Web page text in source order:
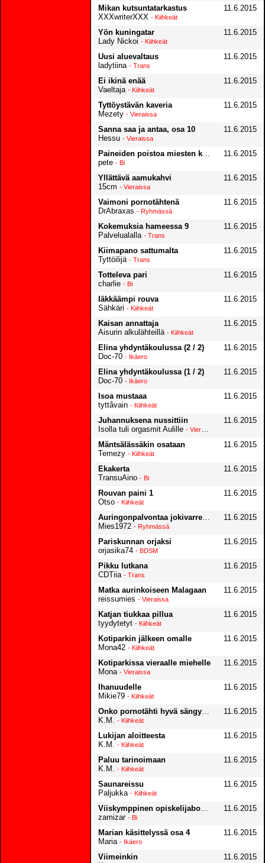
Mikan kutsuntatarkastus
XXXwriterXXX - Kiihkeät
11.6.2015
Yön kuningatar
Lady Nickoi - Kiihkeät
11.6.2015
Uusi aluevaltaus
ladytiina - Trans
11.6.2015
Ei ikinä enää
Vaeltaja - Kiihkeät
11.6.2015
Tyttöystävän kaveria
Mezety - Vieraissa
11.6.2015
Sanna saa ja antaa, osa 10
Hessu - Vieraissa
11.6.2015
pete - Bi
11.6.2015
Yllättävä aamukahvi
15cm - Vieraissa
11.6.2015
Vaimoni pornotähtenä
DrAbraxas - Ryhmässä
11.6.2015
Kokemuksia hameessa 9
Palvelualalla - Trans
11.6.2015
Kiimapano sattumalta
Tyttöilijä - Trans
11.6.2015
Totteleva pari
charlie - Bi
11.6.2015
Iäkkäämpi rouva
Sähkäri - Kiihkeät
11.6.2015
Kaisan annattaja
Aisurin alkulähteillä - Kiihkeät
11.6.2015
Elina yhdyntäkoulussa (2 / 2)
Doc-70 - Ikäero
11.6.2015
Elina yhdyntäkoulussa (1 / 2)
Doc-70 - Ikäero
11.6.2015
Isoa mustaaa
tyttåvain - Kiihkeät
11.6.2015
Juhannuksena nussittiin
Isolla tuli orgasmit Aulille - Vieraissa
11.6.2015
Mäntsälässäkin osataan
Temezy - Kiihkeät
11.6.2015
Ekakerta
TransuAino - Bi
11.6.2015
Rouvan paini 1
Otso - Kiihkeät
11.6.2015
Mies1972 - Ryhmässä
11.6.2015
Pariskunnan orjaksi
orjasika74 - BDSM
11.6.2015
Pikku lutkana
CDTiia - Trans
11.6.2015
Matka aurinkoiseen Malagaan
reissumies - Vieraissa
11.6.2015
Katjan tiukkaa pillua
tyydytetyt - Kiihkeät
11.6.2015
Kotiparkin jälkeen omalle
Mona42 - Kiihkeät
11.6.2015
Kotiparkissa vieraalle miehelle
Mona - Vieraissa
11.6.2015
Ihanuudelle
Mikie79 - Kiihkeät
11.6.2015
K.M.
- Kiihkeät
11.6.2015
Lukijan aloitteesta
K.M.
- Kiihkeät
11.6.2015
Paluu tarinoimaan
K.M.
- Kiihkeät
11.6.2015
Saunareissu
Paljukka - Kiihkeät
11.6.2015
zamizar - Bi
11.6.2015
Marian käsittelyssä osa 4
Maria - Ikäero
11.6.2015
Viimeinkin
11.6.2015